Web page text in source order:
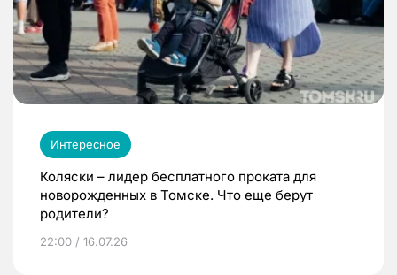
Интересное
Коляски – лидер бесплатного проката для
новорожденных в Томске. Что еще берут
родители?
22:00 / 16.07.26